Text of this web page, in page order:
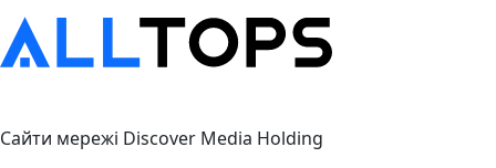
Сайти мережі Discover Media Holding